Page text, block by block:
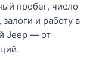
пробег, число
и работу в
Jeep — от